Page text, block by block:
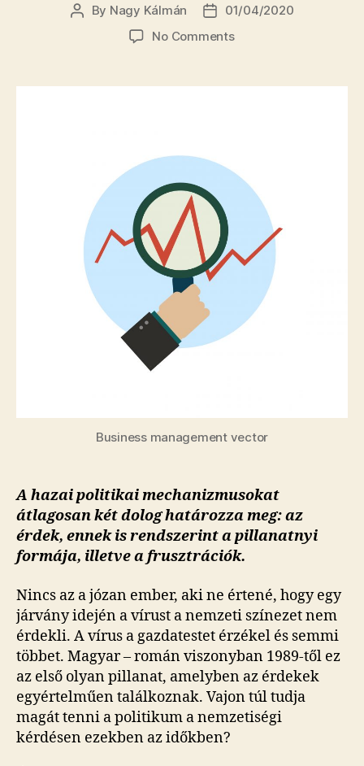
Post
By Nagy Kálmán
Post
date
01/04/2020
No Commentson
Business management vector
A hazai politikai mechanizmusokat
átlagosan két dolog határozza meg: az
érdek, ennek is rendszerint a pillanatnyi
formája, illetve a frusztrációk.
Nincs az a józan ember, aki ne értené, hogy egy
járvány idején a vírust a nemzeti színezet nem
érdekli. A vírus a gazdatestet érzékel és semmi
többet. Magyar – román viszonyban 1989-től ez
az első olyan pillanat, amelyben az érdekek
egyértelműen találkoznak. Vajon túl tudja
magát tenni a politikum a nemzetiségi
kérdésen ezekben az időkben?